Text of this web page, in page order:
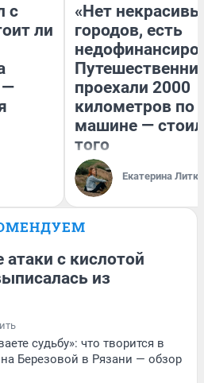
с
ли
—
«Нет
городов, есть
проехали 2000
километров по
машине —
того
Екатерина
с кислотой
из
судьбу»: что творится в
Березовой в Рязани — обзор